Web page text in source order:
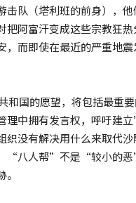
队（塔利班的前身），
阿富汗变成这些宗教狂
而即使在最近的严重地
和国的愿望，将包括最重
理中拥有发言权，呼吁建
没有解决用什么来取代
“八人帮”不是“较小的